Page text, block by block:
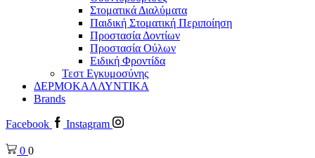
Στοματικά Διαλύματα
Παιδική Στοματική Περιποίηση
Προστασία Δοντίων
Προστασία Ούλων
Ειδική Φροντίδα
Τεστ Εγκυμοσύνης
ΔΕΡΜΟΚΑΛΛΥΝΤΙΚΑ
Brands
Facebook Instagram
0 0